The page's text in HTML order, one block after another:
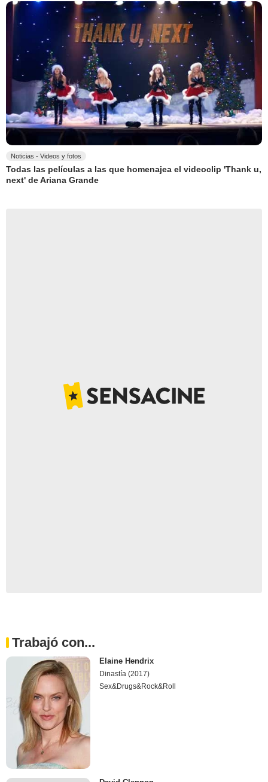
Noticias - Videos y fotos
Todas las películas a las que homenajea el videoclip 'Thank u,
next' de Ariana Grande
Trabajó con...
Elaine Hendrix
Dinastía (2017)
Sex&Drugs&Rock&Roll